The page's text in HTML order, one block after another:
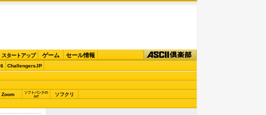
スタートアップ ゲーム セール情報
ChallengersJP
Zoom
ソフトバンクの
IoT
ソフクリ